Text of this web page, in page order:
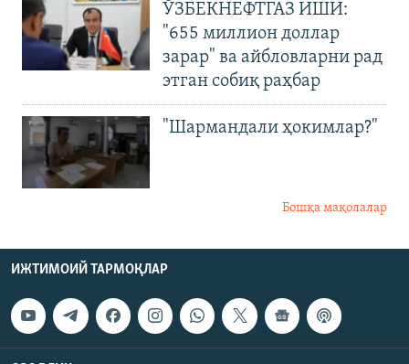
ЎЗБЕКНЕФТГАЗ ИШИ:
"655 миллион доллар
зарар" ва айбловларни рад
этган собиқ раҳбар
"Шармандали ҳокимлар?"
Бошқа мақолалар
ИЖТИМОИЙ ТАРМОҚЛАР